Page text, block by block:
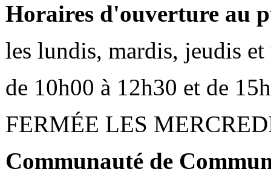
Horaires d'ouverture au
les lundis, mardis, jeudis et
de 10h00 à 12h30 et de
FERMÉE LES
Communauté de